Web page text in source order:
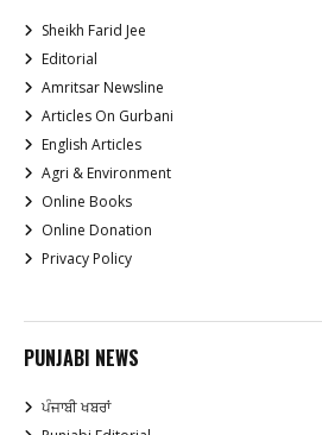
Sheikh Farid Jee
Editorial
Amritsar Newsline
Articles On Gurbani
English Articles
Agri & Environment
Online Books
Online Donation
Privacy Policy
PUNJABI NEWS
ਪੰਜਾਬੀ ਖਬਰਾਂ